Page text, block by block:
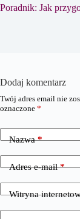
Poradnik: Jak
Dodaj komentarz
Twój adres email nie
oznaczone *
Nazwa*
Adres e-mail*
Witryna